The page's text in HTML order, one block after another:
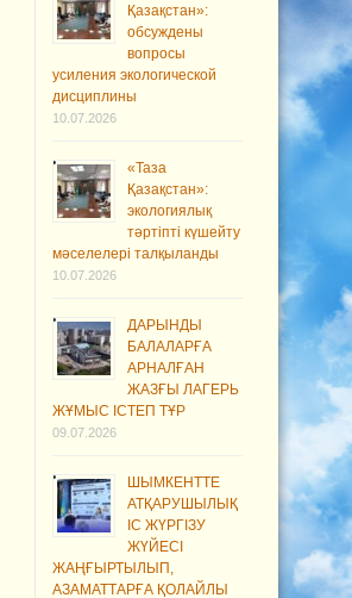
Қазақстан»:
обсуждены
вопросы
усиления экологической
дисциплины
10.07.2026
«Таза
Қазақстан»:
экологиялық
тәртіпті күшейту
мәселелері талқыланды
10.07.2026
ДАРЫНДЫ
БАЛАЛАРҒА
АРНАЛҒАН
ЖАЗҒЫ ЛАГЕРЬ
ЖҰМЫС ІСТЕП ТҰР
09.07.2026
ШЫМКЕНТТЕ
АТҚАРУШЫЛЫҚ
ІС ЖҮРГІЗУ
ЖҮЙЕСІ
ЖАҢҒЫРТЫЛЫП,
АЗАМАТТАРҒА ҚОЛАЙЛЫ